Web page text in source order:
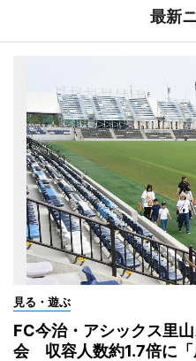
最新
見る・遊ぶ
FC今治・アシックス里
会 収容人数約1.7倍に「